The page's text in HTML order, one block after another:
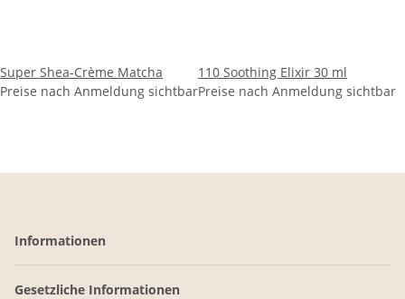
Super Shea-Crème Matcha
Preise nach Anmeldung sichtbar
110 Soothing Elixir 30 ml
Preise nach Anmeldung sichtbar
Informationen
Gesetzliche Informationen